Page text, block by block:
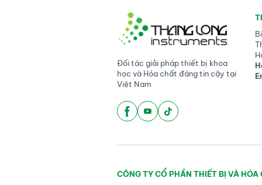
Đối tác giải pháp thiết bị khoa
học và Hóa chất đáng tin cậy tại
Việt Nam
CÔNG TY CỔ PHẦN THIẾT BỊ VÀ HÓA